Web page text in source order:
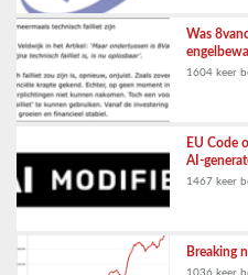
Was
1604 keer
EU Code
AI-
1467 keer
Breaking
1036 keer